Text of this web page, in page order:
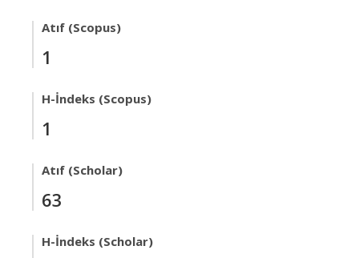
Atıf (Scopus)
1
H-İndeks (Scopus)
1
Atıf (Scholar)
63
H-İndeks (Scholar)